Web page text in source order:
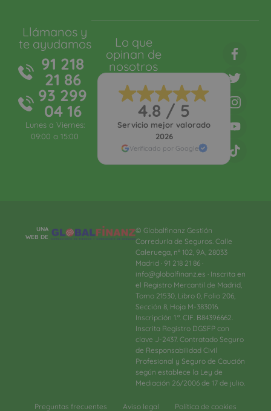
Lo que
opinan de
nosotros
4.8 / 5
Servicio mejor valorado
2026
Verificado por Google
Llámanos y
te ayudamos
91 218
21 86
93 299
04 16
Lunes a Viernes:
09:00 a 15:00
UNA
WEB DE
© Globalfinanz Gestión
Correduría de Seguros. Calle
Caleruega, nº 102, 9A, 28033
Madrid · 91 218 21 86 ·
info@globalfinanz.es · Inscrita en
el Registro Mercantil de Madrid,
Tomo 21530, Libro 0, Folio 206,
Sección 8, Hoja M-383016.
Inscripción 1.ª. CIF. B84396662.
Inscrita Registro DGSFP con
clave J-2437. Contratado Seguro
de Responsabilidad Civil
Profesional y Seguro de Caución
según establece la Ley de
Mediación 26/2006 de 17 de julio.
Preguntas frecuentes Aviso legal Política de cookies